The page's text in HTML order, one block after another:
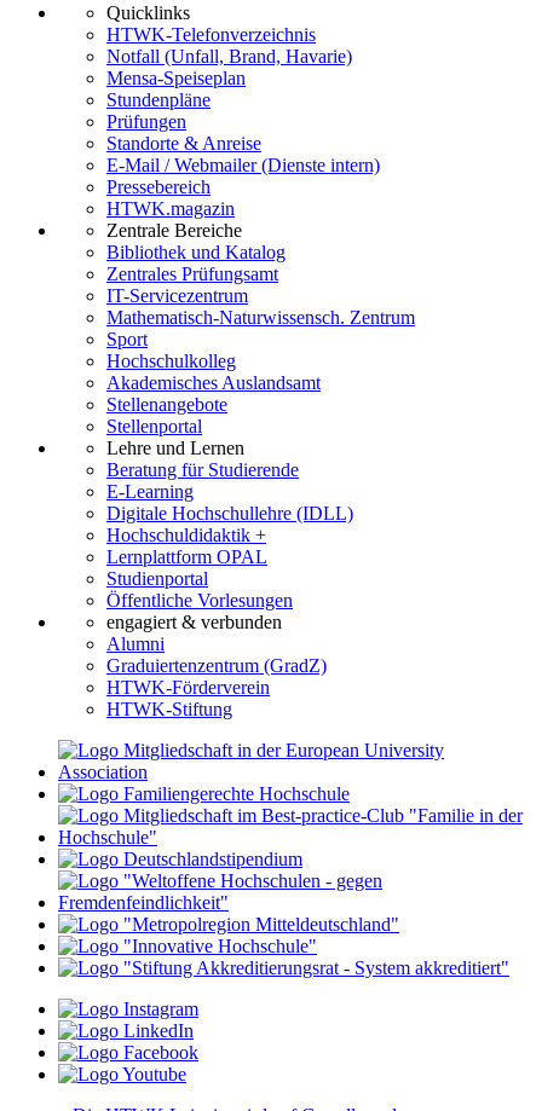
Quicklinks
HTWK-Telefonverzeichnis
Notfall (Unfall, Brand, Havarie)
Mensa-Speiseplan
Stundenpläne
Prüfungen
Standorte & Anreise
E-Mail / Webmailer (Dienste intern)
Pressebereich
HTWK.magazin
Zentrale Bereiche
Bibliothek und Katalog
Zentrales Prüfungsamt
IT-Servicezentrum
Mathematisch-Naturwissensch. Zentrum
Sport
Hochschulkolleg
Akademisches Auslandsamt
Stellenangebote
Stellenportal
Lehre und Lernen
Beratung für Studierende
E-Learning
Digitale Hochschullehre (IDLL)
Hochschuldidaktik +
Lernplattform OPAL
Studienportal
Öffentliche Vorlesungen
engagiert & verbunden
Alumni
Graduiertenzentrum (GradZ)
HTWK-Förderverein
HTWK-Stiftung